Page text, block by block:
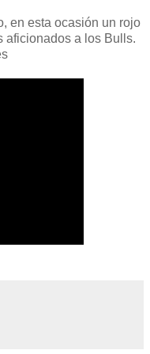
en esta ocasión un rojo
aficionados a los Bulls.